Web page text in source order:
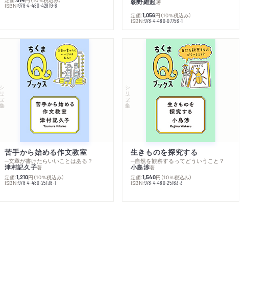
ISBN:978-4-480-42819-6
著
定価:1,056円 （10％税込み）
ISBN:978-4-480-07756-1
シリーズ・全集
苦手から始める作文教室
─文章が書けたらいいことはある？
津村記久子著
定価:1,210円 （10％税込み）
ISBN:978-4-480-25138-1
シリーズ・全集
生きものを探究する
─自然を観察するってどういうこと？
小島渉著
定価:1,540円 （10％税込み）
ISBN:978-4-480-25163-3